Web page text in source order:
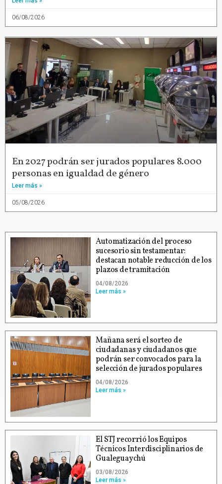
06/08/2026
En 2027 podrán ser jurados populares 8.000
personas en igualdad de género
Leer más »
05/08/2026
Automatización del proceso
sucesorio sin testamentar:
destacan notable reducción de los
plazos de tramitación
04/08/2026
Leer más »
Mañana será el sorteo de
ciudadanas y ciudadanos que
podrán ser convocados para la
selección de jurados populares
04/08/2026
Leer más »
El STJ recorrió los Equipos
Técnicos Interdisciplinarios de
Gualeguaychú
03/08/2026
Leer más »